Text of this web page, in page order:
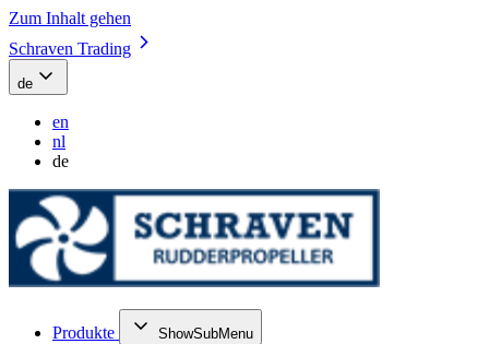
Zum Inhalt gehen
Schraven Trading
de
en
nl
de
Produkte ShowSubMenu